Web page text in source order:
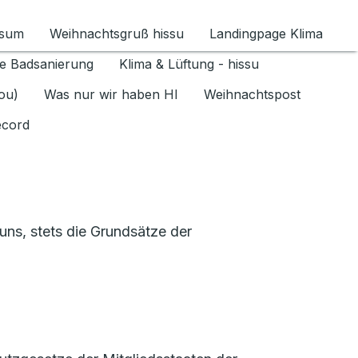
Datenschutz 1.6.2026 umschalten
Weihnachtsgruß hissu
Landingpage Klima
Badsanierung
Klima & Lüftung - hissu
Was nur wir haben HI
Weihnachtspost
stets die Grundsätze der